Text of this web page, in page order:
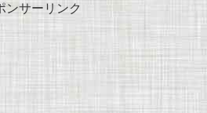
ンサーリンク